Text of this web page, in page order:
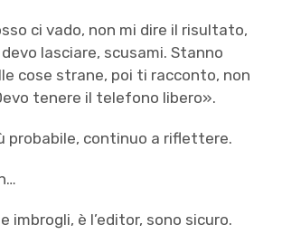
ci vado, non mi dire il risultato,
lasciare, scusami. Stanno
cose strane, poi ti racconto, non
tenere il telefono libero».
probabile, continuo a riflettere.
imbrogli, è l’editor, sono sicuro.